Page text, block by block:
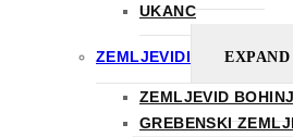
UKANC
ZEMLJEVIDI
ZEMLJEVID
GREBENSKI